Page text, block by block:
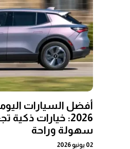
أفضل السيارات
2026: خيارات ذكية
سهولة وراحة
02 يونيو 2026